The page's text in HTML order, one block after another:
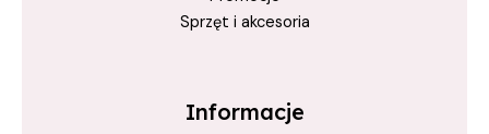
zabieg keratynowySprzęt i akcesoria
Informacje